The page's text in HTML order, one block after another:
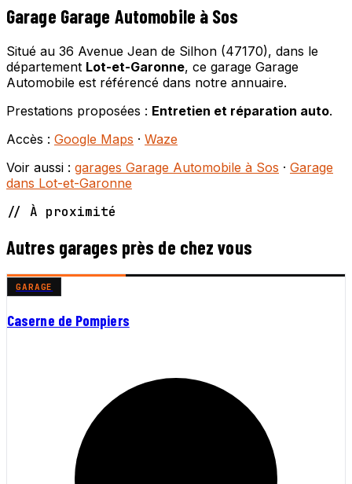
Garage Garage Automobile à Sos
Situé au 36 Avenue Jean de Silhon (47170), dans le
département Lot-et-Garonne, ce garage Garage
Automobile est référencé dans notre annuaire.
Prestations proposées : Entretien et réparation auto.
Accès : Google Maps · Waze
Voir aussi : garages Garage Automobile à Sos · Garage
dans Lot-et-Garonne
// À proximité
Autres garages près de chez vous
GARAGE
Caserne de Pompiers